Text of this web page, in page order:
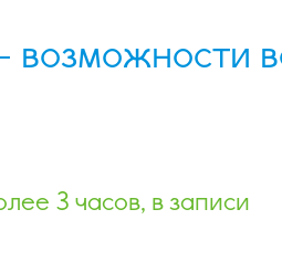
3 часов, в записи